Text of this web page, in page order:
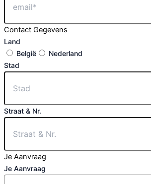
Contact Gegevens
Land
België
Nederland
Stad
Straat & Nr.
Je Aanvraag
Je Aanvraag